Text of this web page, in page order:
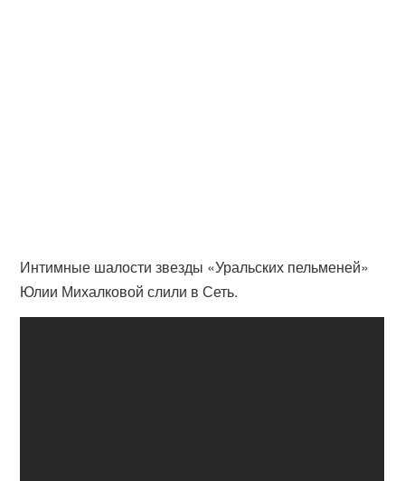
Интимные шалости звезды «Уральских пельменей»
Юлии Михалковой слили в Сеть.